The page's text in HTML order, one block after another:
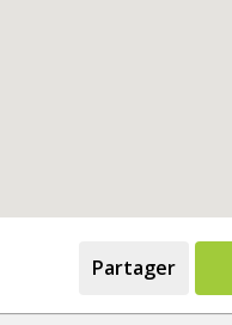
Partager